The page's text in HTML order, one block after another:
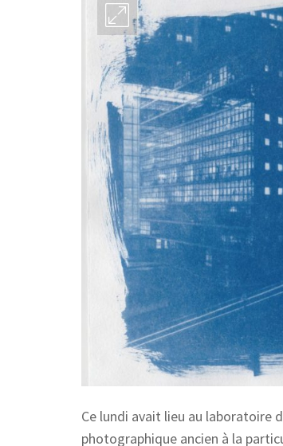
Ce lundi avait lieu au laboratoire
photographique ancien à la